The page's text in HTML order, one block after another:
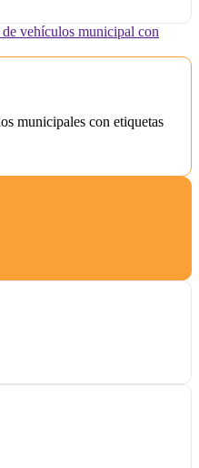
vehículos municipal con
municipales con etiquetas